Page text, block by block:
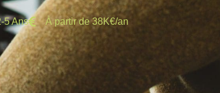
5 Ans À partir de 38K€/an